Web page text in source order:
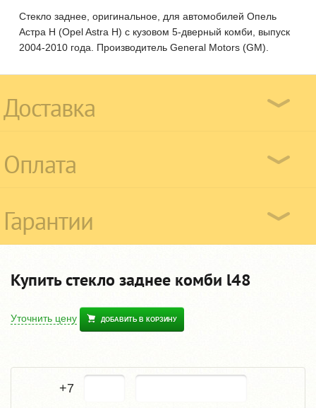
Стекло заднее, оригинальное, для автомобилей Опель
Астра Н (Opel Astra H) с кузовом 5-дверный комби, выпуск
2004-2010 года. Производитель General Motors (GM).
Доставка
Оплата
Гарантии
Купить стекло заднее комби l48
Уточнить цену ДОБАВИТЬ В КОРЗИНУ
+7